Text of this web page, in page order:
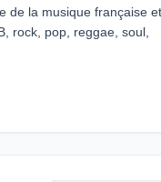
de la musique française et
rock, pop, reggae, soul,